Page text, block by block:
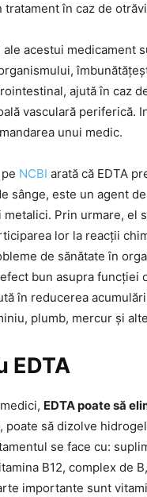
tratament în caz de
acestui medicament
ajută în caz
vasculară periferică.
unui medic.
NCBI arată că EDTA
sânge, este un agent
metalici. Prin urmare, el
lor la reacții
de sănătate în
bun asupra funcției
în reducerea
plumb, mercur și
EDTA
EDTA poate să
poate să dizolve
se face cu:
B12, complex de
importante sunt